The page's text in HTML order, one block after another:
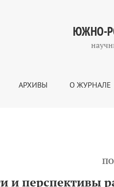
развития экспорта
ЮЖНО-
АРХИВЫ О ЖУРНАЛЕ
языком является:
и перспективы